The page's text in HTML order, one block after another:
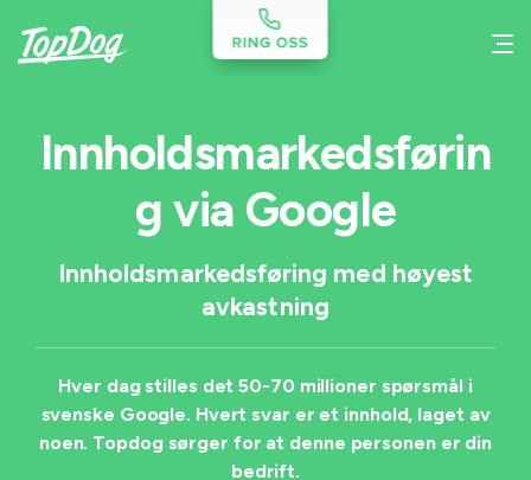
Innholdsmarkedsførin
g via Google
Innholdsmarkedsføring med høyest
avkastning
Hver dag stilles det 50-70 millioner spørsmål i
svenske Google. Hvert svar er et innhold, laget av
noen. Topdog sørger for at denne personen er din
bedrift.